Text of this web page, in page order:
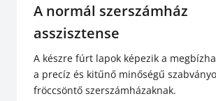
A normál szerszámház
asszisztense
A készre fúrt lapok képezik a
a precíz és kitűnő minőségű
fröccsöntő szerszámházaknak.